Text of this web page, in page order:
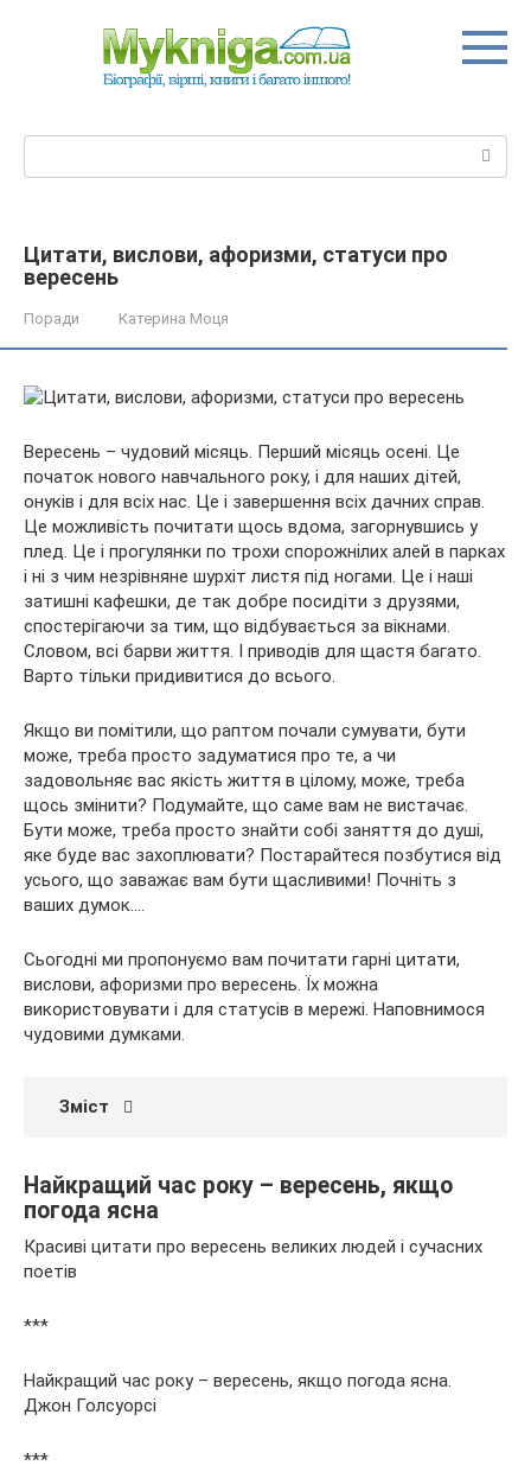
Цитати, вислови, афоризми, статуси про
вересень
Поради Катерина Моця
Вересень – чудовий місяць. Перший місяць осені. Це
початок нового навчального року, і для наших дітей,
онуків і для всіх нас. Це і завершення всіх дачних справ.
Це можливість почитати щось вдома, загорнувшись у
плед. Це і прогулянки по трохи спорожнілих алей в парках
і ні з чим незрівняне шурхіт листя під ногами. Це і наші
затишні кафешки, де так добре посидіти з друзями,
спостерігаючи за тим, що відбувається за вікнами.
Словом, всі барви життя. І приводів для щастя багато.
Варто тільки придивитися до всього.
Якщо ви помітили, що раптом почали сумувати, бути
може, треба просто задуматися про те, а чи
задовольняє вас якість життя в цілому, може, треба
щось змінити? Подумайте, що саме вам не вистачає.
Бути може, треба просто знайти собі заняття до душі,
яке буде вас захоплювати? Постарайтеся позбутися від
усього, що заважає вам бути щасливими! Почніть з
ваших думок….
Сьогодні ми пропонуємо вам почитати гарні цитати,
вислови, афоризми про вересень. Їх можна
використовувати і для статусів в мережі. Наповнимося
чудовими думками.
Зміст
Найкращий час року – вересень, якщо
погода ясна
Красиві цитати про вересень великих людей і сучасних
поетів
***
Найкращий час року – вересень, якщо погода ясна.
Джон Голсуорсі
***